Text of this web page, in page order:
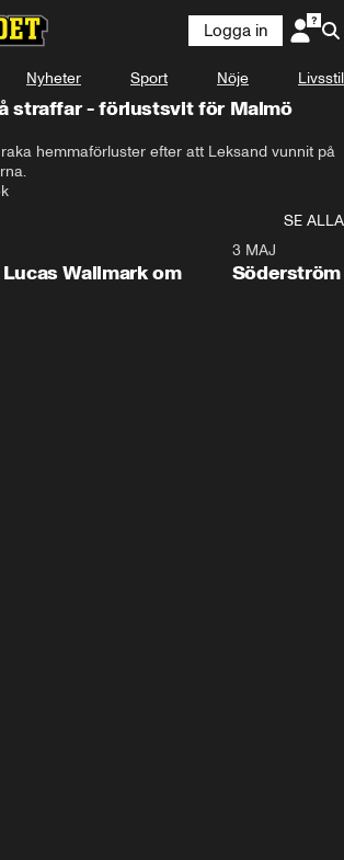
Logga in
Nyheter Sport Nöje Livsstil
straffar - förlustsvit för Malmö
hemmaförluster efter att Leksand vunnit på
SE ALLA
Wallmark om
3 MAJ